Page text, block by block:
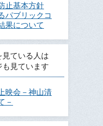
止基本方針
パブリックコ
果について
見ている人は
も見ています
映会－神山清
－